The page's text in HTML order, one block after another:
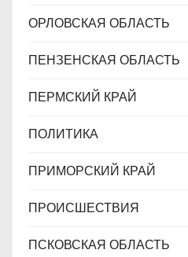
ОРЛОВСКАЯ ОБЛАСТЬ
ПЕНЗЕНСКАЯ ОБЛАСТЬ
ПЕРМСКИЙ КРАЙ
ПОЛИТИКА
ПРИМОРСКИЙ КРАЙ
ПРОИСШЕСТВИЯ
ПСКОВСКАЯ ОБЛАСТЬ